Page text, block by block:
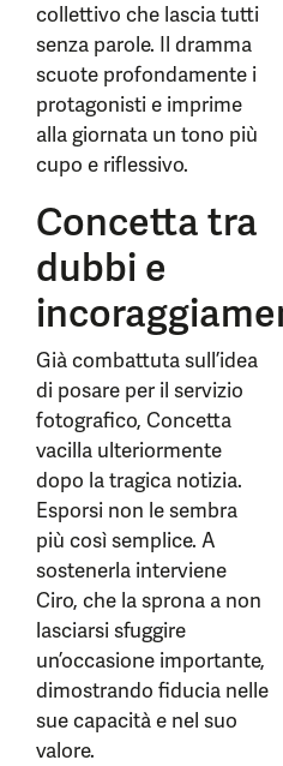
collettivo che lascia tutti
senza parole. Il dramma
scuote profondamente i
protagonisti e imprime
alla giornata un tono più
cupo e riflessivo.
Concetta tra
dubbi e
Già combattuta sull’idea
di posare per il servizio
fotografico, Concetta
vacilla ulteriormente
dopo la tragica notizia.
Esporsi non le sembra
più così semplice. A
sostenerla interviene
Ciro, che la sprona a non
lasciarsi sfuggire
un’occasione importante,
dimostrando fiducia nelle
sue capacità e nel suo
valore.